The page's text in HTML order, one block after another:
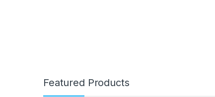
Featured Products